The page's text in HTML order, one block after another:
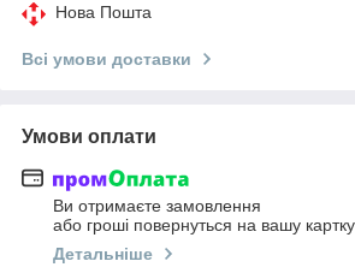
Нова Пошта
Всі умови доставки
Умови оплати
Ви отримаєте замовлення
або гроші повернуться на вашу картку
Детальніше